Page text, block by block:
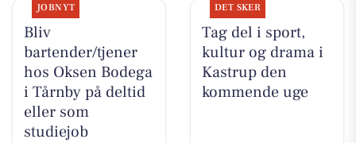
JOBNYT
Bliv
bartender/tjener
hos Oksen Bodega
i Tårnby på deltid
eller som
studiejob
DET SKER
Tag del i sport,
kultur og drama i
Kastrup den
kommende uge